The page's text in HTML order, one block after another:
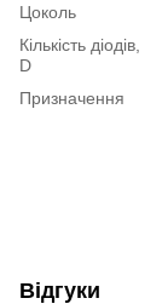
Цоколь
Кількість діодів,
D
Призначення
Відгуки